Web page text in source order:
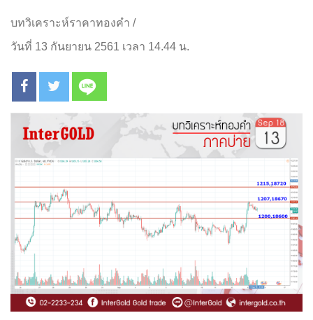
บทวิเคราะห์ราคาทองคำ /
วันที่ 13 กันยายน 2561 เวลา 14.44 น.